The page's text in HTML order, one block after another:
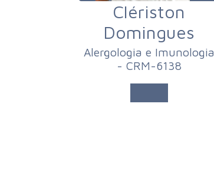
Clériston
Domingues
Alergologia e Imunologia
- CRM-6138